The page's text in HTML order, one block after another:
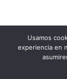
©Copyright [2023]
Usamos
experiencia en